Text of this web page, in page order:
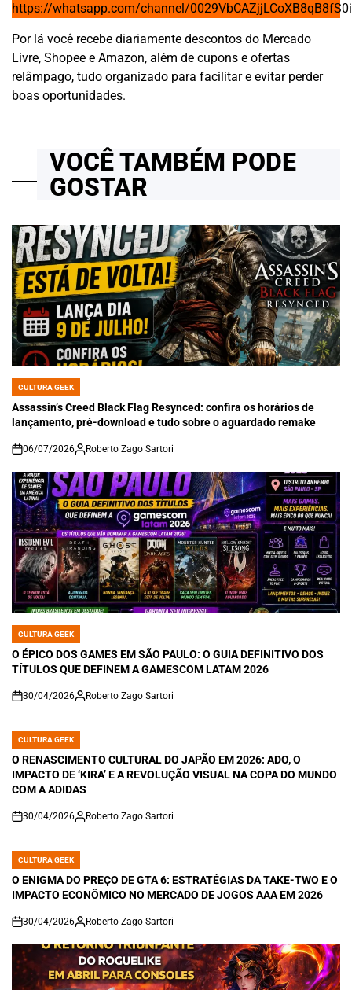
https://whatsapp.com/channel/0029VbCAZjjLCoXB8qB8fS0i
Por lá você recebe diariamente descontos do Mercado
Livre, Shopee e Amazon, além de cupons e ofertas
relâmpago, tudo organizado para facilitar e evitar perder
boas oportunidades.
VOCÊ TAMBÉM PODE
GOSTAR
POSTED
IN
CULTURA GEEK
Assassin’s Creed Black Flag Resynced: confira os horários de
lançamento, pré-download e tudo sobre o aguardado remake
on
06/07/2026 Roberto Zago Sartori
POSTED
IN
CULTURA GEEK
O ÉPICO DOS GAMES EM SÃO PAULO: O GUIA DEFINITIVO DOS
TÍTULOS QUE DEFINEM A GAMESCOM LATAM 2026
on
30/04/2026 Roberto Zago Sartori
POSTED
IN
CULTURA GEEK
O RENASCIMENTO CULTURAL DO JAPÃO EM 2026: ADO, O
IMPACTO DE ‘KIRA’ E A REVOLUÇÃO VISUAL NA COPA DO MUNDO
COM A ADIDAS
on
30/04/2026 Roberto Zago Sartori
POSTED
IN
CULTURA GEEK
O ENIGMA DO PREÇO DE GTA 6: ESTRATÉGIAS DA TAKE-TWO E O
IMPACTO ECONÔMICO NO MERCADO DE JOGOS AAA EM 2026
on
30/04/2026 Roberto Zago Sartori